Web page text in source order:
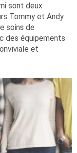
sont deux
Tommy et Andy
soins de
des équipements
et